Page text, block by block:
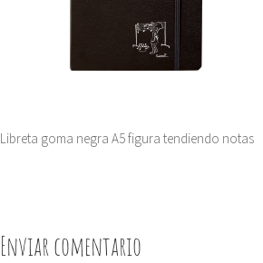
Libreta goma negra A5 figura tendiendo notas
Enviar comentario